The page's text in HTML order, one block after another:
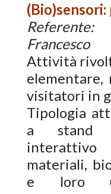
Francesco
Attività
elementare,
visitatori in
Tipologia
a stand
interattivo
materiali,
e loro